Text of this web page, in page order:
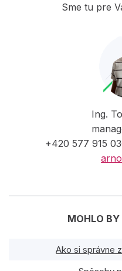
Sme tu pre
Ing.
+420 577 915
MOHLO
Ako si správne